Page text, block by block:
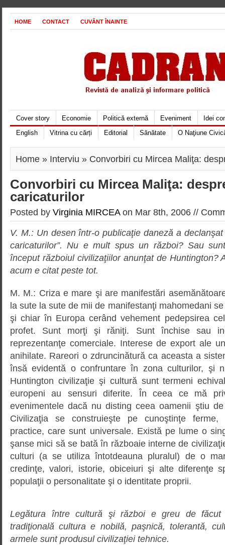
HOME CONTACT CUVÂNT ÎNAINTE
Cover story Economie Politică externă Eveniment
Idei
English
Vitrina cu cărți Editorial Sănătate O Naţiune
Home » Interviu » Convorbiri cu Mircea Maliţa:
Convorbiri cu Mircea Maliţa:
caricaturilor
Posted by Virginia MIRCEAon Mar 8th, 2006 //
V. M.: Un desen într-o publicaţie daneză a
caricaturilor”. Nu e mult spus un război? Sau
început războiul civilizaţiilor anunţat de Huntington?
acum e citat peste tot.
M. M.: Criza e mare şi are manifestări
la sute la sute de mii de manifestanţi mahomedani
şi chiar în Europa cerând vehement pedepsirea
profet. Sunt morţi şi răniţi. Sunt închise sau
reprezentanţe comerciale. Interese de export ale
anihilate. Rareori o zdruncinătură ca aceasta a
însă evidentă o confruntare în zona culturilor, şi
Huntington civilizaţie şi cultură sunt termeni
europeni au sensuri diferite. În ceea ce mă
evenimentele dacă nu disting ceea oamenii ştiu
Civilizaţia se construieşte pe cunoştinţe ferme,
practice, care sunt universale. Există pe lume o
şanse mici să se bată în războaie interne de
culturi (a se utiliza întotdeauna pluralul) de o
credinţe, valori, istorie, obiceiuri şi alte diferenţe
populaţii o personalitate şi o identitate proprii.
Legătura între cultură şi război e greu de
tradiţională cultura e nobilă, paşnică, tolerantă,
armele sunt produsul civilizaţiei tehnice.